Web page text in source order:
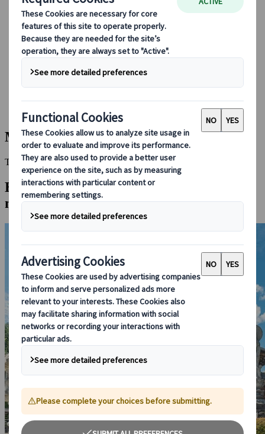
La culture japonaise
La gastronomie japonaise
Explorer le Japon en train
Questions fréquentes
Informations utiles
Règles du savoir-vivre au Japon
Conduire au Japon
Réserver avec nous
Japan Rail Pass
Hébergement
Consultation en ligne
Morioka
This Destination is disabled to display.
Explorez d'autres destinations dans la
même région